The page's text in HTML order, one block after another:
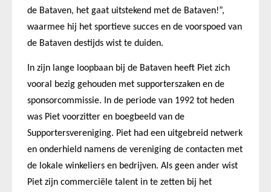
de Bataven, het gaat uitstekend met de Bataven!”,
waarmee hij het sportieve succes en de voorspoed van
de Bataven destijds wist te duiden.
In zijn lange loopbaan bij de Bataven heeft Piet zich
vooral bezig gehouden met supporterszaken en de
sponsorcommissie. In de periode van 1992 tot heden
was Piet voorzitter en boegbeeld van de
Supportersvereniging. Piet had een uitgebreid netwerk
en onderhield namens de vereniging de contacten met
de lokale winkeliers en bedrijven. Als geen ander wist
Piet zijn commerciële talent in te zetten bij het